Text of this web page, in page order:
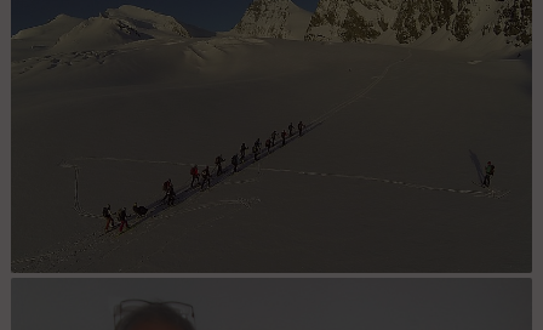
Vision de drone : Photo Nico G la classe!